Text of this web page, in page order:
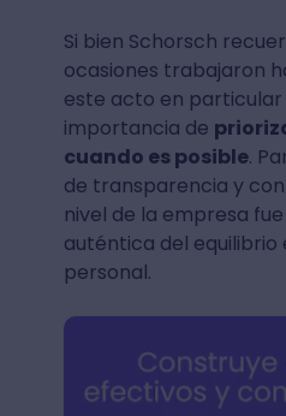
Si bien Schorsch
ocasiones trabajaron
este acto en
importancia de
cuando es posible.
de transparencia y
nivel de la empresa
auténtica del
personal.